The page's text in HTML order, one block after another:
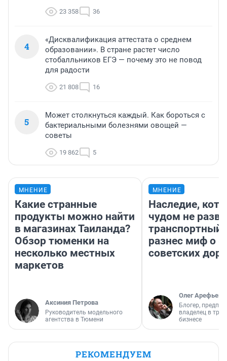
23 358 36
4
«Дисквалификация аттестата о среднем
образовании». В стране растет число
стобалльников ЕГЭ — почему это не повод
для радости
21 808 16
5
Может столкнуться каждый. Как бороться с
бактериальными болезнями овощей —
советы
19 862 5
МНЕНИЕ
Какие странные
продукты можно найти
в магазинах Таиланда?
Обзор тюменки на
несколько местных
маркетов
Аксиния Петрова
Руководитель модельного
агентства в Тюмени
МНЕНИЕ
Наследие,
чудом не
транспортный
разнес миф о
советских
Олег Арефьев
Блогер,
владелец в
бизнесе
РЕКОМЕНДУЕМ